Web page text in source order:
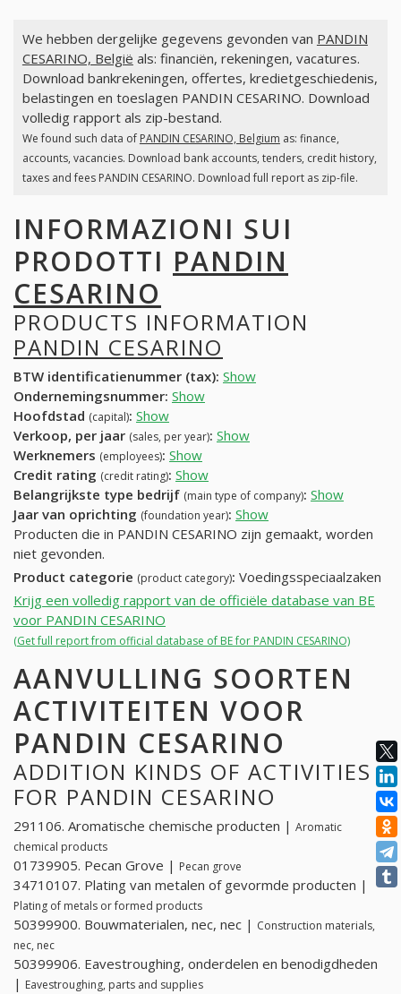
We hebben dergelijke gegevens gevonden van PANDIN
CESARINO, België als: financiën, rekeningen, vacatures.
Download bankrekeningen, offertes, kredietgeschiedenis,
belastingen en toeslagen PANDIN CESARINO. Download
volledig rapport als zip-bestand.
We found such data of PANDIN CESARINO, Belgium as: finance,
accounts, vacancies. Download bank accounts, tenders, credit history,
taxes and fees PANDIN CESARINO. Download full report as zip-file.
INFORMAZIONI SUI
PRODOTTI PANDIN
CESARINO
PRODUCTS INFORMATION
PANDIN CESARINO
BTW identificatienummer (tax): Show
Ondernemingsnummer: Show
Hoofdstad (capital): Show
Verkoop, per jaar (sales, per year): Show
Werknemers (employees): Show
Credit rating (credit rating): Show
Belangrijkste type bedrijf (main type of company): Show
Jaar van oprichting (foundation year): Show
Producten die in PANDIN CESARINO zijn gemaakt, worden
niet gevonden.
Product categorie (product category): Voedingsspeciaalzaken
Krijg een volledig rapport van de officiële database van BE
voor PANDIN CESARINO
(Get full report from official database of BE for PANDIN CESARINO)
AANVULLING SOORTEN
ACTIVITEITEN VOOR
PANDIN CESARINO
ADDITION KINDS OF ACTIVITIES
FOR PANDIN CESARINO
291106. Aromatische chemische producten | Aromatic
chemical products
01739905. Pecan Grove | Pecan grove
34710107. Plating van metalen of gevormde producten |
Plating of metals or formed products
50399900. Bouwmaterialen, nec, nec | Construction materials,
nec, nec
50399906. Eavestroughing, onderdelen en benodigdheden
| Eavestroughing, parts and supplies